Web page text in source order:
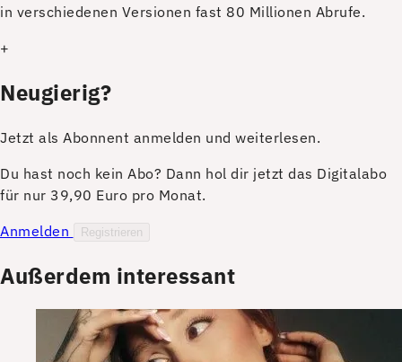
in verschiedenen Versionen fast 80 Millionen Abrufe.
+
Neugierig?
Jetzt als Abonnent anmelden und weiterlesen.
Du hast noch kein Abo? Dann hol dir jetzt das Digitalabo
für nur 39,90 Euro pro Monat.
Anmelden
Registrieren
Außerdem interessant